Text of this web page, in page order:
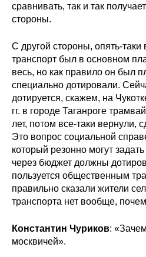
сравнивать, так и так
стороны.
С другой стороны, опять-
транспорт был в основном
весь, но как правило он был
специально дотировали.
дотируется, скажем, на
гг. в городе Таганроге
лет, потом все-таки вернули,
Это вопрос социальной
который резонно могут
через бюджет должны
пользуется общественным
правильно сказали жители
транспорта нет вообще,
Константин Чуриков:
москвичей».